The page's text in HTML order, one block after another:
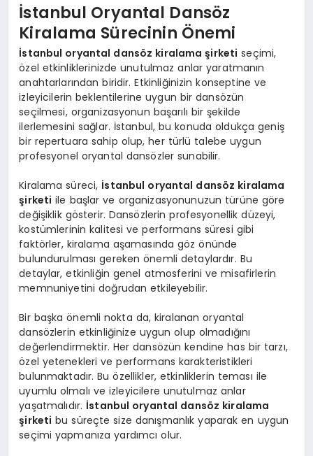
İstanbul Oryantal Dansöz
Kiralama Sürecinin Önemi
İstanbul oryantal dansöz kiralama şirketi seçimi,
özel etkinliklerinizde unutulmaz anlar yaratmanın
anahtarlarından biridir. Etkinliğinizin konseptine ve
izleyicilerin beklentilerine uygun bir dansözün
seçilmesi, organizasyonun başarılı bir şekilde
ilerlemesini sağlar. İstanbul, bu konuda oldukça geniş
bir repertuara sahip olup, her türlü talebe uygun
profesyonel oryantal dansözler sunabilir.
Kiralama süreci, İstanbul oryantal dansöz kiralama
şirketi ile başlar ve organizasyonunuzun türüne göre
değişiklik gösterir. Dansözlerin profesyonellik düzeyi,
kostümlerinin kalitesi ve performans süresi gibi
faktörler, kiralama aşamasında göz önünde
bulundurulması gereken önemli detaylardır. Bu
detaylar, etkinliğin genel atmosferini ve misafirlerin
memnuniyetini doğrudan etkileyebilir.
Bir başka önemli nokta da, kiralanan oryantal
dansözlerin etkinliğinize uygun olup olmadığını
değerlendirmektir. Her dansözün kendine has bir tarzı,
özel yetenekleri ve performans karakteristikleri
bulunmaktadır. Bu özellikler, etkinliklerin teması ile
uyumlu olmalı ve izleyicilere unutulmaz anlar
yaşatmalıdır. İstanbul oryantal dansöz kiralama
şirketi bu süreçte size danışmanlık yaparak en uygun
seçimi yapmanıza yardımcı olur.